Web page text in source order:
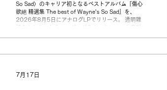
So Sad〉のキャリア初となるベストアルバム『傷心
欲絕 精選集 The best of Wayne's So Sad』を、
2026年8月5日にアナログLPでリリース。 透明雜
誌らとともに台北アンダーグラウンドシーンを牽引
張精選黑膠《傷心欲絕 精選集 The best of Wayne's
7月17日